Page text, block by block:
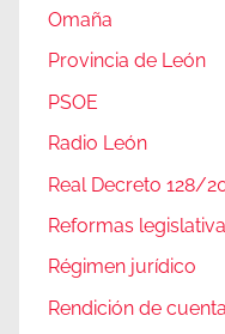
Omaña
Provincia de León
PSOE
Radio León
Real Decreto 128/
Reformas
Régimen jurídico
Rendición de